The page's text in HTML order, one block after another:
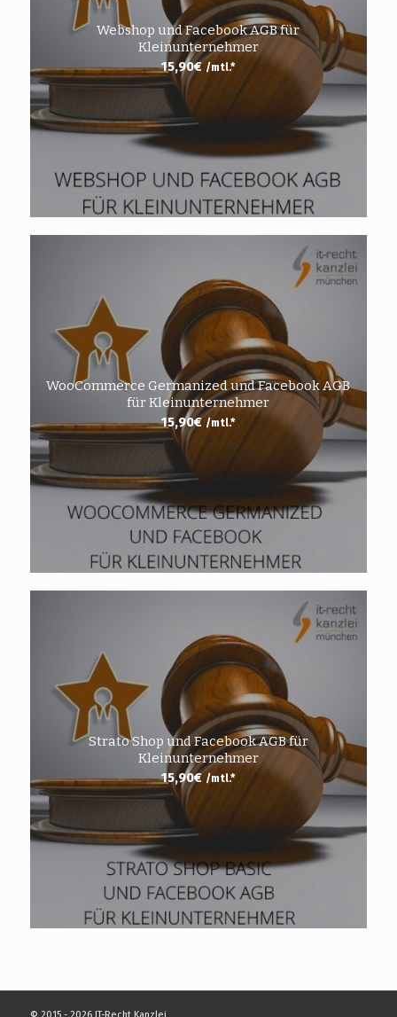
Webshop und Facebook AGB für
Kleinunternehmer
15,90€ /mtl.*
WooCommerce Germanized und Facebook AGB
für Kleinunternehmer
15,90€ /mtl.*
Strato Shop und Facebook AGB für
Kleinunternehmer
15,90€ /mtl.*
© 2015 - 2026 IT-Recht Kanzlei